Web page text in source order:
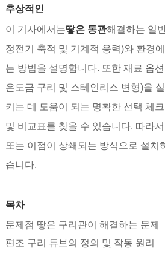
추상적인
이 기사에서는땋은 동관해결하는 일
정전기 축적 및 기계적 응력)와 환경
는 방법을 설명합니다. 또한 재료 옵
은도금 구리 및 스테인리스 변형)을
키는 데 도움이 되는 명확한 선택 체
및 비교표를 찾을 수 있습니다. 따라
또는 이점이 상쇄되는 방식으로 설치
습니다.
목차
문제점 땋은 구리관이 해결하는 문제
편조 구리 튜브의 정의 및 작동 원리